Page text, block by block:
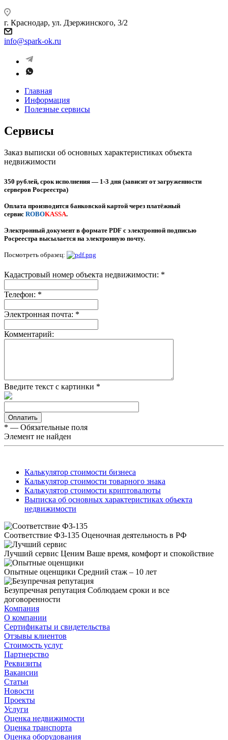
г. Краснодар, ул. Дзержинского, 3/2
info@spark-ok.ru
Главная
Информация
Полезные сервисы
Сервисы
Заказ выписки об основных характеристиках объекта
недвижимости
350 рублей, срок исполнения — 1-3 дня (зависит от загруженности
серверов Росреестра)
Оплата производится банковской картой через платёжный
сервис ROBOKASSA.
Электронный документ в формате PDF с электронной подписью
Росреестра высылается на электронную почту.
Посмотреть образец:
Кадастровый номер объекта недвижимости: *
Телефон: *
Электронная почта: *
Комментарий:
Введите текст с картинки *
* — Обязательные поля
Элемент не найден
Калькулятор стоимости бизнеса
Калькулятор стоимости товарного знака
Калькулятор стоимости криптовалюты
Выписка об основных характеристиках объекта
недвижимости
Соответствие ФЗ-135 Оценочная деятельность в РФ
Лучший сервис Ценим Ваше время, комфорт и спокойствие
Опытные оценщики Средний стаж – 10 лет
Безупречная репутация Соблюдаем сроки и все
договоренности
Компания
О компании
Сертификаты и свидетельства
Отзывы клиентов
Стоимость услуг
Партнерство
Реквизиты
Вакансии
Статьи
Новости
Проекты
Услуги
Оценка недвижимости
Оценка транспорта
Оценка оборудования